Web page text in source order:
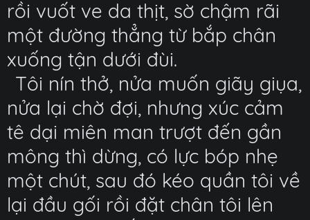
rồi vuốt ve da thịt, sờ chậm rãi
một đường thẳng từ bắp chân
xuống tận dưới đùi.
Tôi nín thở, nửa muốn giãy giụa,
nửa lại chờ đợi, nhưng xúc cảm
tê dại miên man trượt đến gần
mông thì dừng, có lực bóp nhẹ
một chút, sau đó kéo quần tôi về
lại đầu gối rồi đặt chân tôi lên